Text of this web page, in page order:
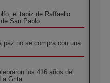
el tapiz de Raffaello
San Pablo
paz no se compra con una
los 416 años del
Grita